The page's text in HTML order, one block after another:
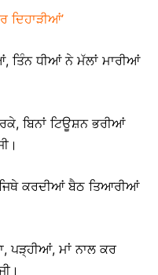
ਦਿਹਾੜੀਆਂ’
ਤਿੰਨ ਧੀਆਂ ਨੇ ਮੱਲਾਂ ਮਾਰੀਆਂ
ਬਿਨਾਂ ਟਿਊਸ਼ਨ ਭਰੀਆਂ
ਜਿਥੇ ਕਰਦੀਆਂ ਬੈਠ ਤਿਆਰੀਆਂ
ਪੜ੍ਹੀਆਂ, ਮਾਂ ਨਾਲ ਕਰ